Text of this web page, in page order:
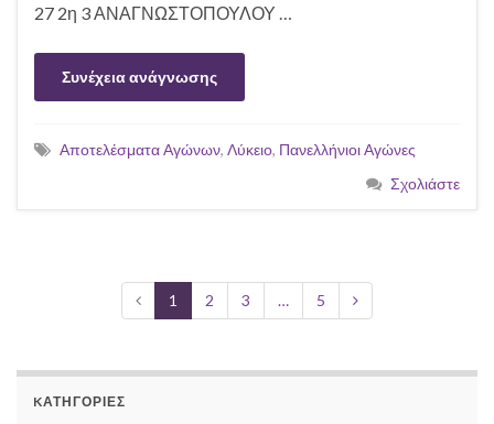
27 2η 3 ΑΝΑΓΝΩΣΤΟΠΟΥΛΟΥ …
Συνέχεια ανάγνωσης
Αποτελέσματα Αγώνων, Λύκειο, Πανελλήνιοι Αγώνες
Σχολιάστε
1 2 3 … 5
KΑΤΗΓΟΡΊΕΣ